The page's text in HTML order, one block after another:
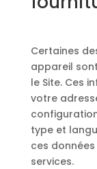
Certaines
appareil
le Site. Ces
votre
type et
ces
services.